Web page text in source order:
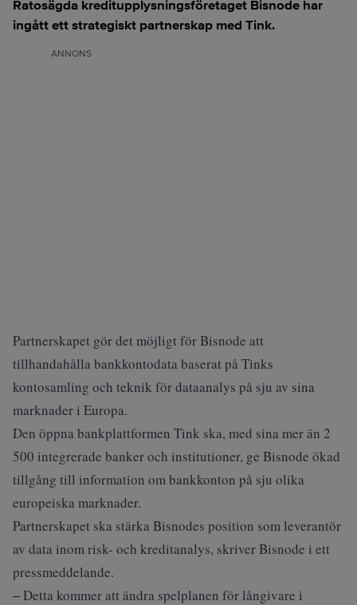
Ratosägda kreditupplysningsföretaget Bisnode har
ingått ett strategiskt partnerskap med Tink.
ANNONS
Partnerskapet gör det möjligt för Bisnode att
tillhandahålla bankkontodata baserat på Tinks
kontosamling och teknik för dataanalys på sju av sina
marknader i Europa.
Den öppna bankplattformen Tink ska, med sina mer än 2
500 integrerade banker och institutioner, ge Bisnode ökad
tillgång till information om bankkonton på sju olika
europeiska marknader.
Partnerskapet ska stärka Bisnodes position som leverantör
av data inom risk- och kreditanalys, skriver Bisnode i ett
pressmeddelande.
‒ Detta kommer att ändra spelplanen för långivare i